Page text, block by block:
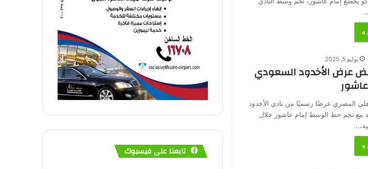
»
يوليو 5, 2025
عرض الأخدود السعودي
المصري عرضًا رسميًا من نادي الأخدود
مع نجم خط الوسط إمام عاشور خلال
» تابعنا على فيسبوك